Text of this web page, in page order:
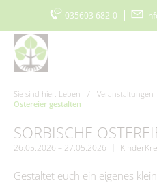
035603 682-0
Startseite Kontakt
Barrierefreiheitserklärung
www.burgimspreewald.de
Aktuelles
Sie sind hier: Leben / Veranstaltungen
Ostereier gestalten
SORBISCHE
26.05.2026 – 27.05.2026
Gestaltet euch ein eigenes